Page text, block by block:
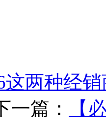
这两种经
：
【